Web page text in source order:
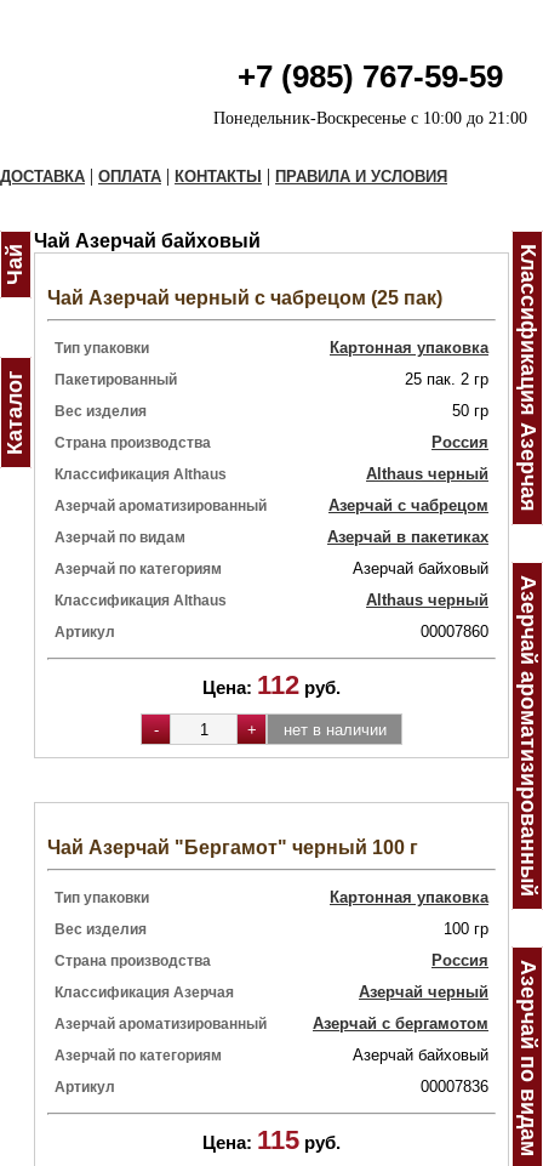
+7 (985) 767-59-59
Понедельник-Воскресенье с 10:00 до 21:00
ДОСТАВКА | ОПЛАТА | КОНТАКТЫ | ПРАВИЛА И УСЛОВИЯ
Чай
Каталог
Чай Азерчай байховый
Чай Азерчай черный с чабрецом (25 пак)
Тип упаковки Картонная упаковка
Пакетированный 25 пак. 2 гр
Вес изделия 50 гр
Страна производства Россия
Классификация Althaus Althaus черный
Азерчай ароматизированный Азерчай с чабрецом
Азерчай по видам Азерчай в пакетиках
Азерчай по категориям Азерчай байховый
Классификация Althaus Althaus черный
Артикул 00007860
Цена: 112 руб.
Чай Азерчай "Бергамот" черный 100 г
Тип упаковки Картонная упаковка
Вес изделия 100 гр
Страна производства Россия
Классификация Азерчая Азерчай черный
Азерчай ароматизированный Азерчай с бергамотом
Азерчай по категориям Азерчай байховый
Артикул 00007836
Цена: 115 руб.
Классификация Азерчая
Азерчай ароматизированный
Азерчай по видам